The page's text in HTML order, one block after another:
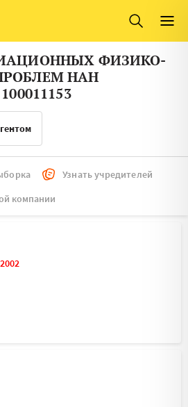
Литва
Македония
Норвегия
Финляндия
ФИЗИКО-
НАН
Узнать учредителей
компании